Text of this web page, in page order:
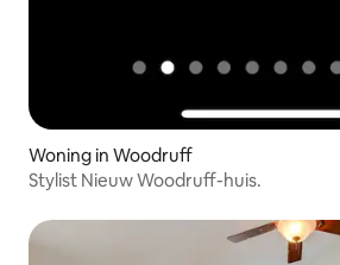
Woning in Woodruff
Stylist Nieuw Woodruff-huis.